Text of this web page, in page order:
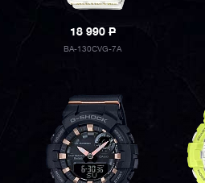
18 990P
BA-130CVG-7A